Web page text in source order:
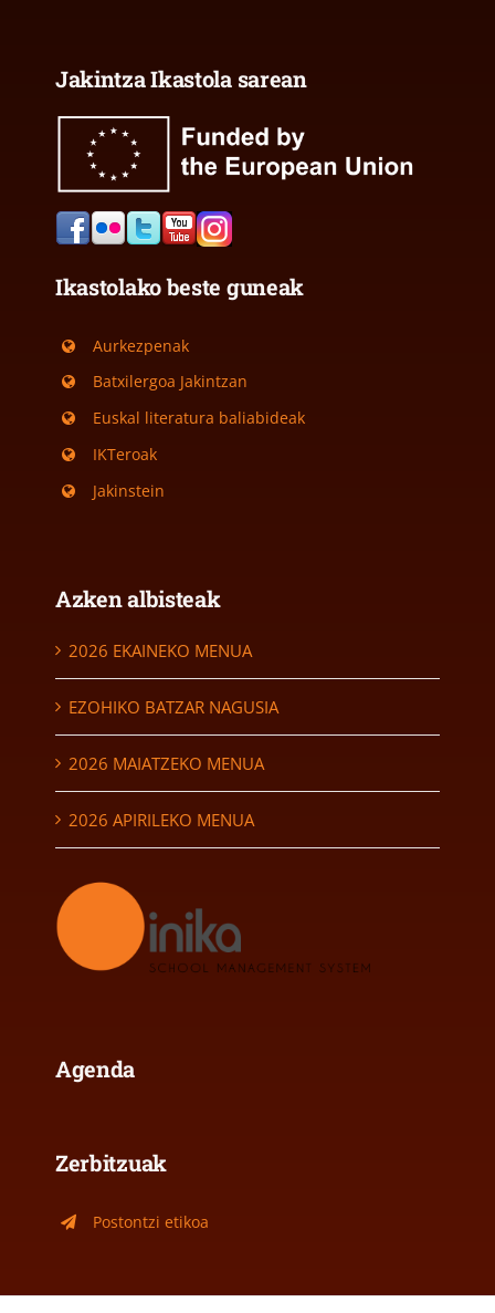
Jakintza Ikastola sarean
Ikastolako beste guneak
Aurkezpenak
Batxilergoa Jakintzan
Euskal literatura baliabideak
IKTeroak
Jakinstein
Azken albisteak
2026 EKAINEKO MENUA
EZOHIKO BATZAR NAGUSIA
2026 MAIATZEKO MENUA
2026 APIRILEKO MENUA
Agenda
Zerbitzuak
Postontzi etikoa